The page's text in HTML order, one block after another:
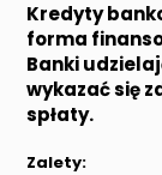
Kredyty
forma
Banki
wykazać się
spłaty.
Zalety: